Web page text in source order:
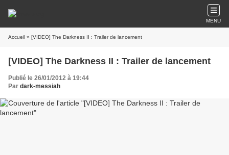
MENU
Accueil » [VIDEO] The Darkness II : Trailer de lancement
[VIDEO] The Darkness II : Trailer de lancement
Publié le 26/01/2012 à 19:44
Par dark-messiah